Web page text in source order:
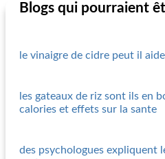
Blogs qui pourraient
le vinaigre de cidre peut il
les gateaux de riz sont ils en
calories et effets sur la sante
des psychologues expliquent